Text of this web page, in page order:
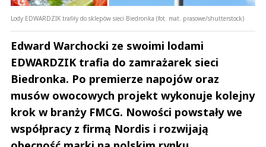
Prześlij komentarz
Lody EDWARDZIK trafiły do sklepów sieci Biedronka (fot. mat. prasowe/shutterstock)
Edward Warchocki ze swoimi lodami
EDWARDZIK trafia do zamrażarek sieci
Biedronka. Po premierze napojów oraz
musów owocowych projekt wykonuje kolejny
krok w branży FMCG. Nowości powstały we
współpracy z firmą Nordis i rozwijają